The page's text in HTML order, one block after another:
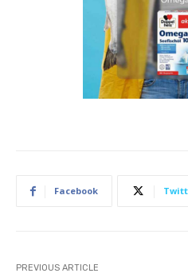
Facebook
PREVIOUS ARTICLE